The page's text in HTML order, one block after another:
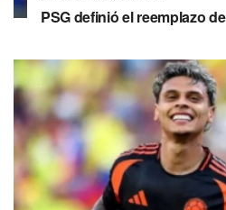
PSG definió el reemplazo